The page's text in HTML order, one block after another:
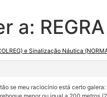
a:
e Sinalização Náutica
se meu raciocínio está certo